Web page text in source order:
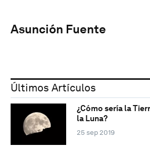
Asunción Fuente
Últimos Artículos
¿Cómo sería la
la Luna?
25 sep 2019